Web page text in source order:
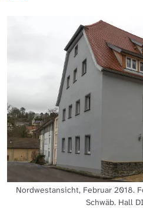
Nordwestansicht, Februar 2018.
Schwäb. Hall